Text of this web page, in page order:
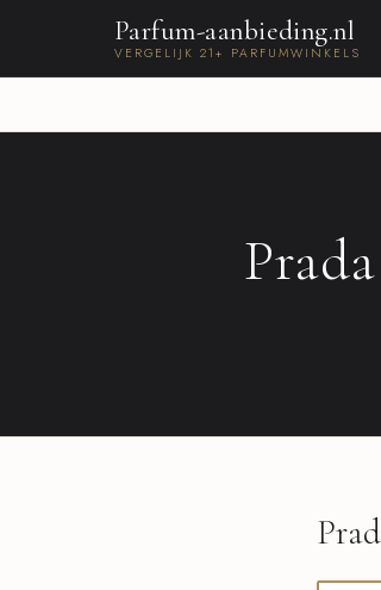
Parfum-aanbieding.nl
VERGELIJK 21+ PARFUMWINKELS